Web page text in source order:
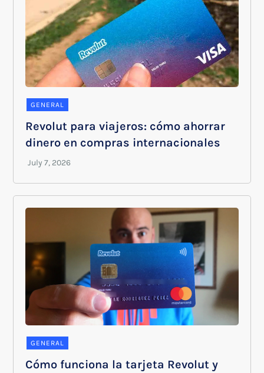
GENERAL
Revolut para viajeros: cómo ahorrar
dinero en compras internacionales
GENERAL
Cómo funciona la tarjeta Revolut y